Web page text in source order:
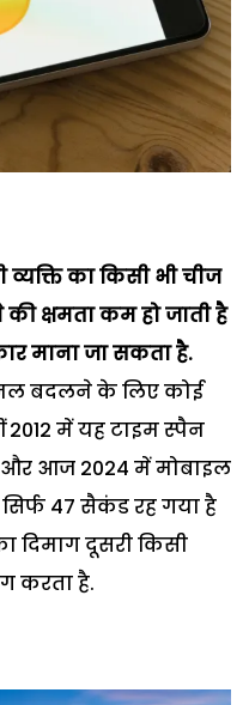
का किसी भी चीज
क्षमता कम हो जाती है
माना जा सकता है.
बदलने के लिए कोई
2012 में यह टाइम स्पैन
और आज 2024 में मोबाइल
47 सैकंड रह गया है
दिमाग दूसरी किसी
करता है.